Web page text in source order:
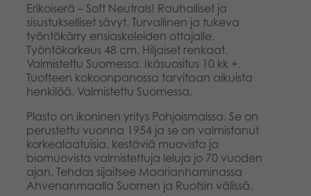
Erikoiserä – Soft Neutrals! Rauhalliset ja
sisustukselliset sävyt. Turvallinen ja tukeva
työntökärry ensiaskeleiden ottajalle.
Työntökorkeus 48 cm. Hiljaiset renkaat.
Valmistettu Suomessa. Ikäsuositus 10 kk +.
Tuotteen kokoonpanossa tarvitaan aikuista
henkilöä. Valmistettu Suomessa.
Plasto on ikoninen yritys Pohjoismaissa. Se on
perustettu vuonna 1954 ja se on valmistanut
korkealaatuisia, kestäviä muovista ja
biomuovista valmistettuja leluja jo 70 vuoden
ajan. Tehdas sijaitsee Maarianhaminassa
Ahvenanmaalla Suomen ja Ruotsin välissä.